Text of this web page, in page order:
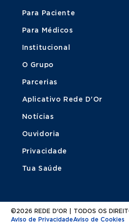
Para Paciente
Para Médicos
Institucional
O Grupo
Parcerias
Aplicativo Rede D'Or
Notícias
Ouvidoria
Privacidade
Tua Saúde
©2026 REDE D'OR | TODOS OS
Aviso de PrivacidadeAviso de Cookies